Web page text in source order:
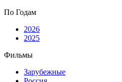
По Годам
2026
2025
Фильмы
Зарубежные